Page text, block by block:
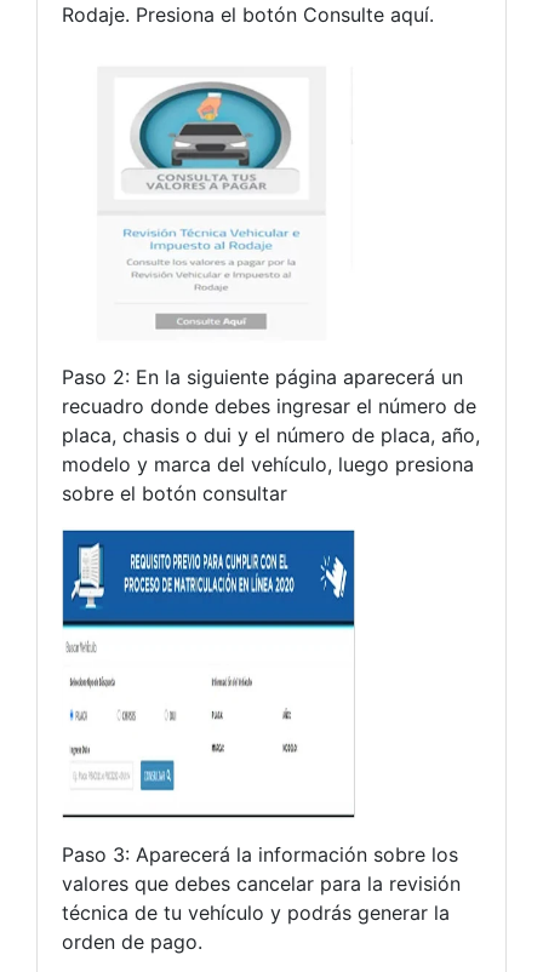
Rodaje. Presiona el botón Consulte aquí.
Paso 2: En la siguiente página aparecerá un
recuadro donde debes ingresar el número de
placa, chasis o dui y el número de placa, año,
modelo y marca del vehículo, luego presiona
sobre el botón consultar
Paso 3: Aparecerá la información sobre los
valores que debes cancelar para la revisión
técnica de tu vehículo y podrás generar la
orden de pago.